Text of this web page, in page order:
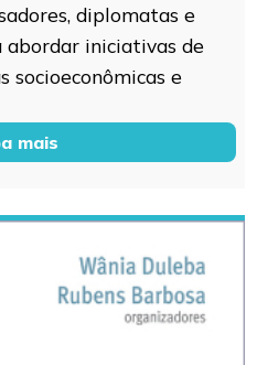
diplomatas e
iniciativas de
socioeconômicas e
mais